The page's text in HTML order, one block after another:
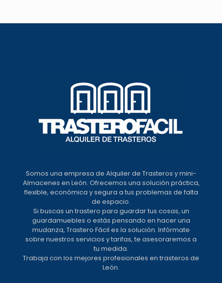
Somos una empresa de Alquiler de Trasteros y mini-
Almacenes en León. Ofrecemos una solución práctica,
flexible, económica y segura a tus problemas de falta
de espacio.
Si buscas un trastero para guardar tus cosas, un
guardamuebles o estás pensando en hacer una
mudanza, Trastero Fácil es la solución. Infórmate
sobre nuestros servicios y tarifas, te asesoraremos a
tu medida.
Trabaja con los mejores profesionales en trasteros de
León.